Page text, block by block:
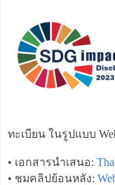
ทะเบียน ในรูปแบบ
• เอกสารนำเสนอ:
• ชมคลิปย้อนหลัง: